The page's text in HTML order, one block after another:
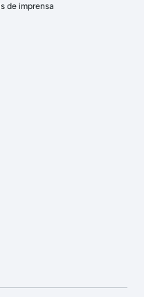
de imprensa